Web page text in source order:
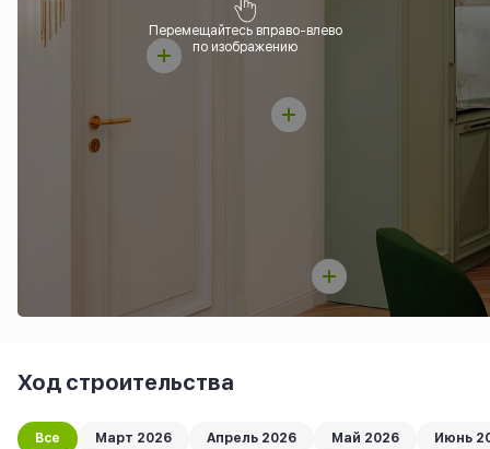
Перемещайтесь вправо-влево
по изображению
Ход строительства
Все Март 2026 Апрель 2026 Май 2026 Июнь